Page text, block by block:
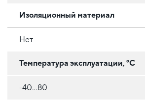
Изоляционный материал
Нет
Температура эксплуатации, °C
-40...80